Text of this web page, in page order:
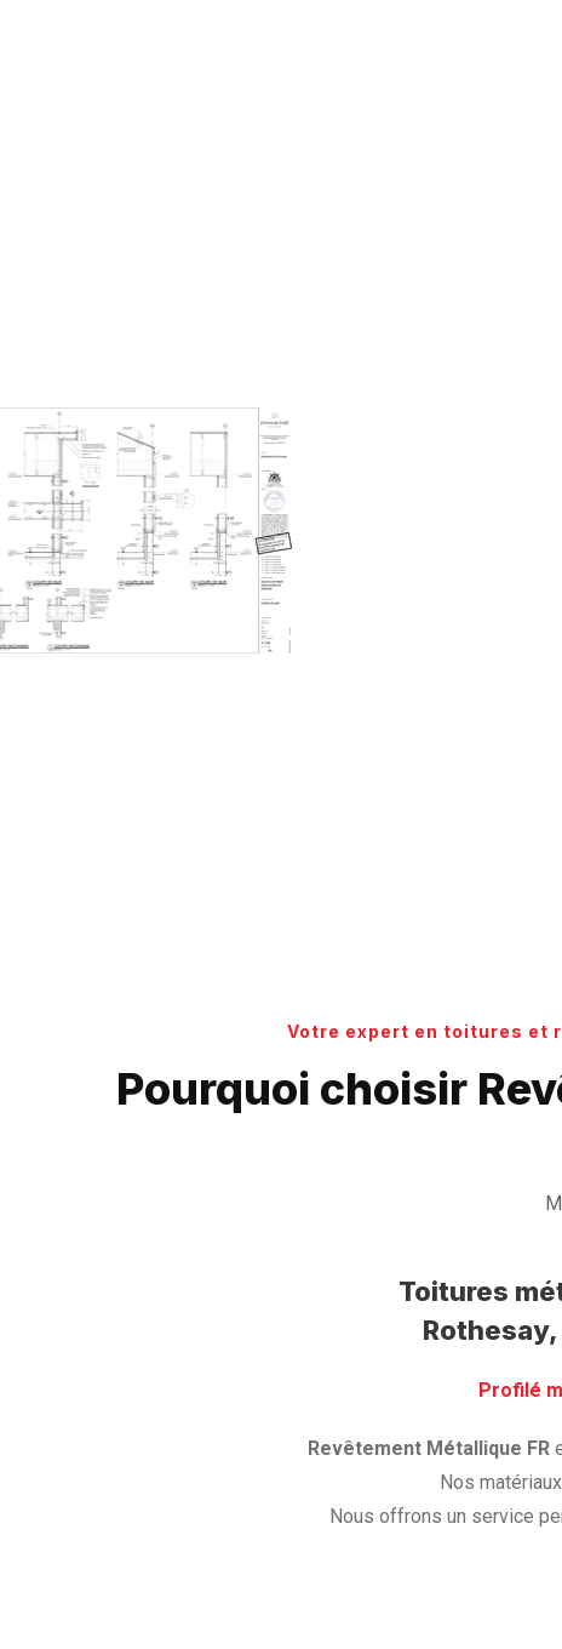
Votre expert en toitures et
Pourquoi choisir
Toitures
Profilé
Revêtement Métallique FR
Nos
Nous offrons un service